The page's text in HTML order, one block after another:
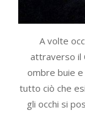
A volte
attraverso il
ombre buie
tutto ciò che
gli occhi si